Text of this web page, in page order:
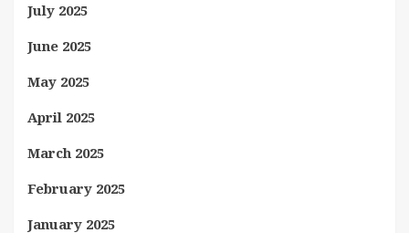
July 2025
June 2025
May 2025
April 2025
March 2025
February 2025
January 2025